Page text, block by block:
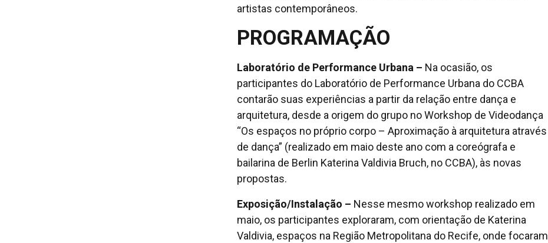
artistas contemporâneos.
PROGRAMAÇÃO
Laboratório de Performance Urbana – Na ocasião, os
participantes do Laboratório de Performance Urbana do CCBA
contarão suas experiências a partir da relação entre dança e
arquitetura, desde a origem do grupo no Workshop de Videodança
“Os espaços no próprio corpo – Aproximação à arquitetura através
de dança” (realizado em maio deste ano com a coreógrafa e
bailarina de Berlin Katerina Valdivia Bruch, no CCBA), às novas
propostas.
Exposição/Instalação – Nesse mesmo workshop realizado em
maio, os participantes exploraram, com orientação de Katerina
Valdivia, espaços na Região Metropolitana do Recife, onde focaram